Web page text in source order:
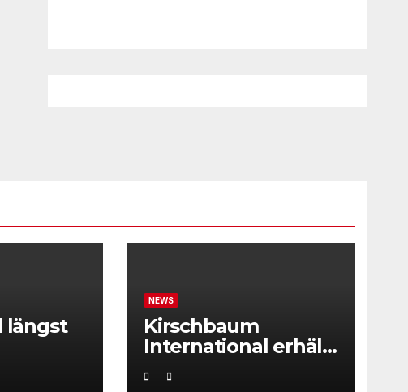
längst
NEWS
Kirschbaum
International erhält
ITF Tournament
Recognition Award